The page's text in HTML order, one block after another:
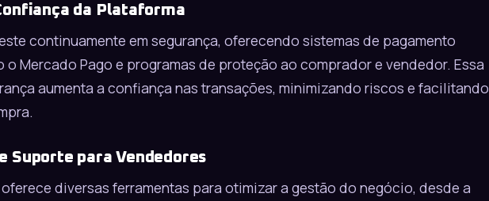
da Plataforma
continuamente em segurança, oferecendo sistemas de pagamento
Mercado Pago e programas de proteção ao comprador e vendedor. Essa
aumenta a confiança nas transações, minimizando riscos e facilitando
Suporte para Vendedores
oferece diversas ferramentas para otimizar a gestão do negócio, desde a